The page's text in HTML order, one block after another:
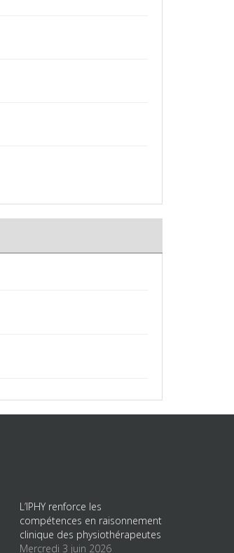
L’IPHY renforce les
compétences en raisonnement
clinique des physiothérapeutes
Mercredi 3 juin 2026